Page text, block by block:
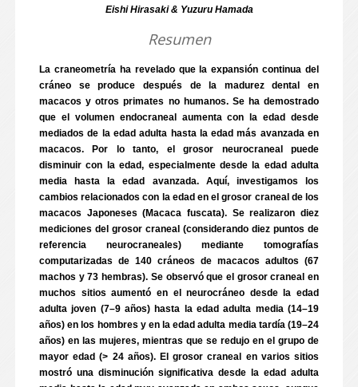
Eishi Hirasaki & Yuzuru Hamada
Resumen
La craneometría ha revelado que la expansión continua del
cráneo se produce después de la madurez dental en
macacos y otros primates no humanos. Se ha demostrado
que el volumen endocraneal aumenta con la edad desde
mediados de la edad adulta hasta la edad más avanzada en
macacos. Por lo tanto, el grosor neurocraneal puede
disminuir con la edad, especialmente desde la edad adulta
media hasta la edad avanzada. Aquí, investigamos los
cambios relacionados con la edad en el grosor craneal de los
macacos Japoneses (Macaca fuscata). Se realizaron diez
mediciones del grosor craneal (considerando diez puntos de
referencia neurocraneales) mediante tomografías
computarizadas de 140 cráneos de macacos adultos (67
machos y 73 hembras). Se observó que el grosor craneal en
muchos sitios aumentó en el neurocráneo desde la edad
adulta joven (7–9 años) hasta la edad adulta media (14–19
años) en los hombres y en la edad adulta media tardía (19–24
años) en las mujeres, mientras que se redujo en el grupo de
mayor edad (> 24 años). El grosor craneal en varios sitios
mostró una disminución significativa desde la edad adulta